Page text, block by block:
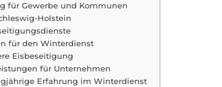
für Gewerbe und Kommunen
Holstein
für den Winterdienst
Eisbeseitigung
für Unternehmen
Erfahrung im Winterdienst